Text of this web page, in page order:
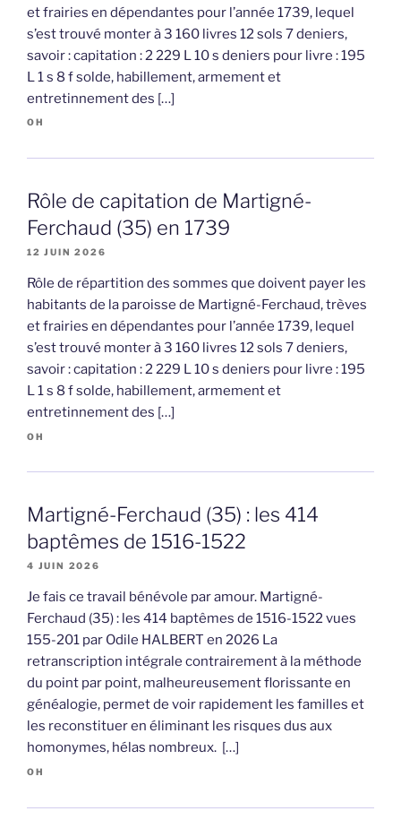
et frairies en dépendantes pour l’année 1739, lequel
s’est trouvé monter à 3 160 livres 12 sols 7 deniers,
savoir : capitation : 2 229 L 10 s deniers pour livre : 195
L 1 s 8 f solde, habillement, armement et
entretinnement des […]
OH
Rôle de capitation de Martigné-
Ferchaud (35) en 1739
12 JUIN 2026
Rôle de répartition des sommes que doivent payer les
habitants de la paroisse de Martigné-Ferchaud, trèves
et frairies en dépendantes pour l’année 1739, lequel
s’est trouvé monter à 3 160 livres 12 sols 7 deniers,
savoir : capitation : 2 229 L 10 s deniers pour livre : 195
L 1 s 8 f solde, habillement, armement et
entretinnement des […]
OH
Martigné-Ferchaud (35) : les 414
baptêmes de 1516-1522
4 JUIN 2026
Je fais ce travail bénévole par amour. Martigné-
Ferchaud (35) : les 414 baptêmes de 1516-1522 vues
155-201 par Odile HALBERT en 2026 La
retranscription intégrale contrairement à la méthode
du point par point, malheureusement florissante en
généalogie, permet de voir rapidement les familles et
les reconstituer en éliminant les risques dus aux
homonymes, hélas nombreux. […]
OH